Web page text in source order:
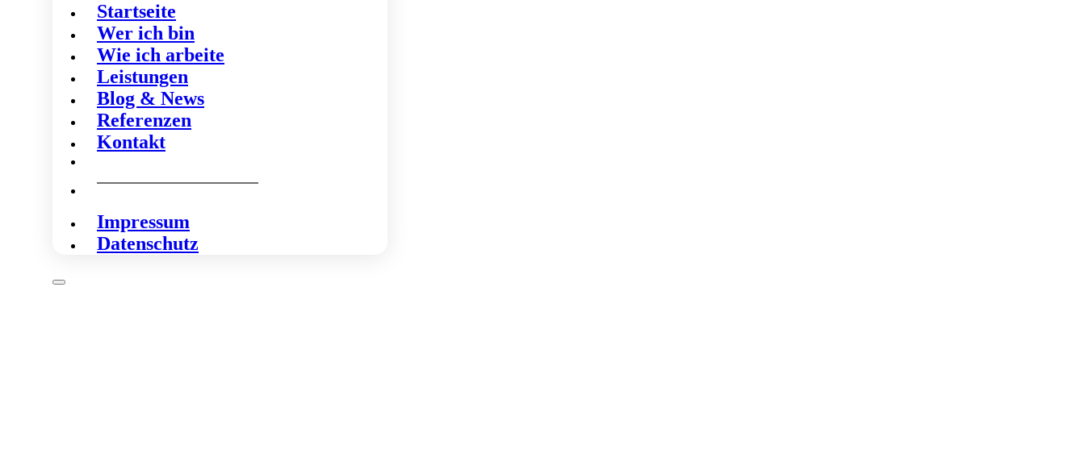
Startseite
Wer ich bin
Wie ich arbeite
Leistungen
Blog & News
Referenzen
Kontakt
Impressum
Datenschutz